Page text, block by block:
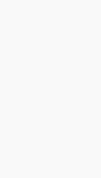
قيادة مصر لتعزيز
تجسد رؤية
الإلكترونية لجميع
خلال النصف الأول من 2026
بالإسكندرية